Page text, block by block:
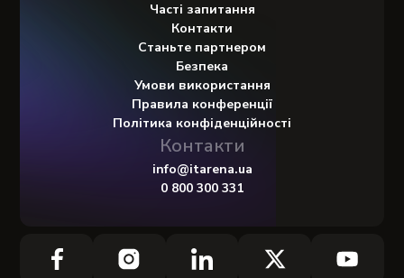
Часті запитання
Контакти
Станьте партнером
Безпека
Умови використання
Правила конференції
Політика конфіденційності
Контакти
info@itarena.ua
0 800 300 331